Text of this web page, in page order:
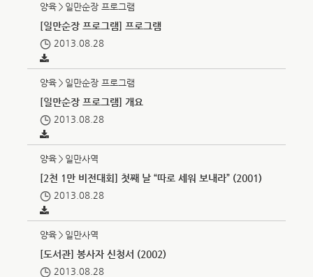
양육＞일만순장 프로그램
[일만순장 프로그램] 프로그램
2013.08.28
양육＞일만순장 프로그램
[일만순장 프로그램] 개요
2013.08.28
양육＞일만사역
[2천 1만 비전대회] 첫째 날 “따로 세워 보내라” (2001)
2013.08.28
양육＞일만사역
[도서관] 봉사자 신청서 (2002)
2013.08.28